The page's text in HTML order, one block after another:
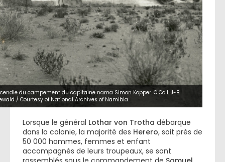
du campement du capitaine nama Simon Kopper. © Coll. J-B.
/ Courtesy of National Archives of Namibia.
Lorsque le général Lothar von Trotha débarque
dans la colonie, la majorité des Herero, soit près de
50 000 hommes, femmes et enfant
accompagnés de leurs troupeaux, se sont